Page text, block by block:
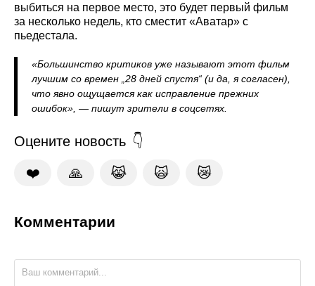
выбиться на первое место, это будет первый фильм
за несколько недель, кто сместит «Аватар» с
пьедестала.
«Большинство критиков уже называют этот фильм
лучшим со времен „28 дней спустя“ (и да, я согласен),
что явно ощущается как исправление прежних
ошибок», — пишут зрители в соцсетях.
Оцените новость
❤️ 🙏 😹 🙀 😿
Комментарии